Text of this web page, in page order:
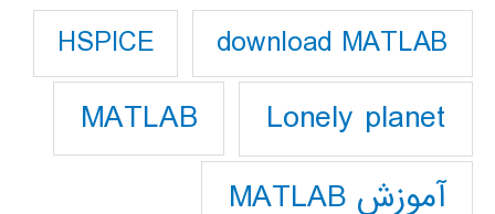
download MATLAB
HSPICE
Lonely planet
MATLAB
آموزش MATLAB